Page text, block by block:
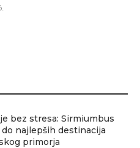
bez stresa: Sirmiumbus
do najlepših destinacija
primorja